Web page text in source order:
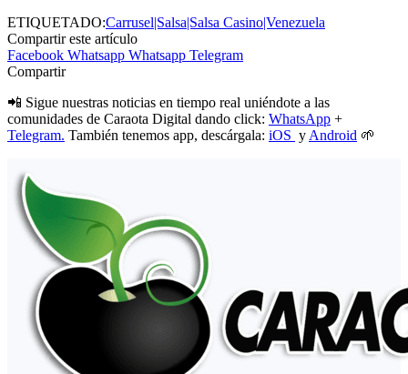
ETIQUETADO:Carrusel|Salsa|Salsa Casino|Venezuela
Compartir este artículo
Facebook Whatsapp Whatsapp Telegram
Compartir
📲 Sigue nuestras noticias en tiempo real uniéndote a las
comunidades de Caraota Digital dando click: WhatsApp +
Telegram. También tenemos app, descárgala: iOS y Android 🌱